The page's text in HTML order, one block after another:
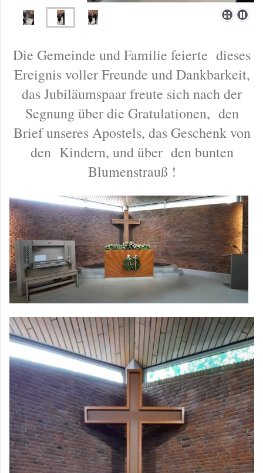
Die Gemeinde und Familie feierte dieses
Ereignis voller Freunde und Dankbarkeit,
das Jubiläumspaar freute sich nach der
Segnung über die Gratulationen, den
Brief unseres Apostels, das Geschenk von
den Kindern, und über den bunten
Blumenstrauß !